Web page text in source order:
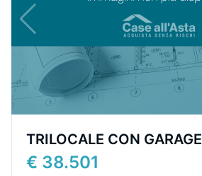
TRILOCALE CON GARAGE
€ 38.501